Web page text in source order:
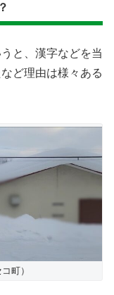
と、漢字などを当
ど理由は様々ある
町）